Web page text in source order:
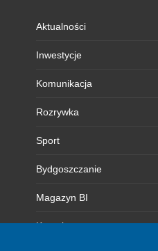
Aktualności
Inwestycje
Komunikacja
Rozrywka
Sport
Bydgoszczanie
Magazyn BI
Kontakt